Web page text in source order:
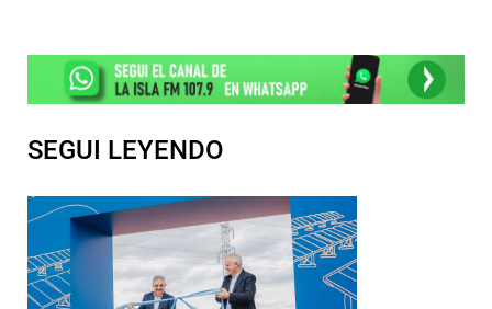
SEGUI LEYENDO